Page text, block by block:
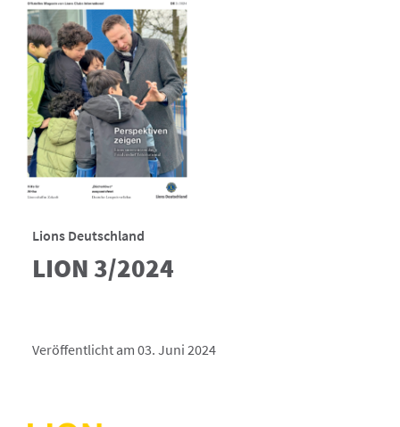
Lions Deutschland
LION 3/2024
Veröffentlicht am 03. Juni 2024